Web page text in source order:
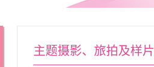
主题摄影、旅拍及样片